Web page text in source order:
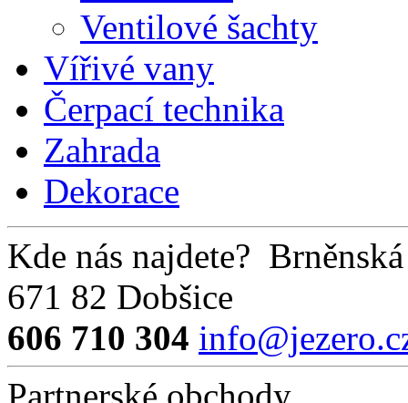
Ventilové šachty
Vířivé vany
Čerpací technika
Zahrada
Dekorace
Kde nás najdete?
671 82 Dobšice
606 710 304